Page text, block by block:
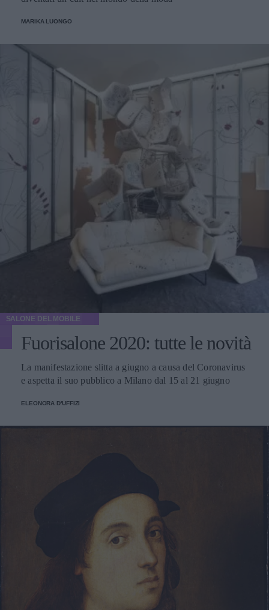
MARIKA LUONGO
SALONE DEL MOBILE
Fuorisalone 2020: tutte le novità
La manifestazione slitta a giugno a causa del Coronavirus
e aspetta il suo pubblico a Milano dal 15 al 21 giugno
ELEONORA D'UFFIZI